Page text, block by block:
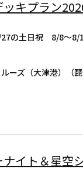
キプラン
の土日祝 8/8～8/
ーズ（大津港）（琵
イト＆星空